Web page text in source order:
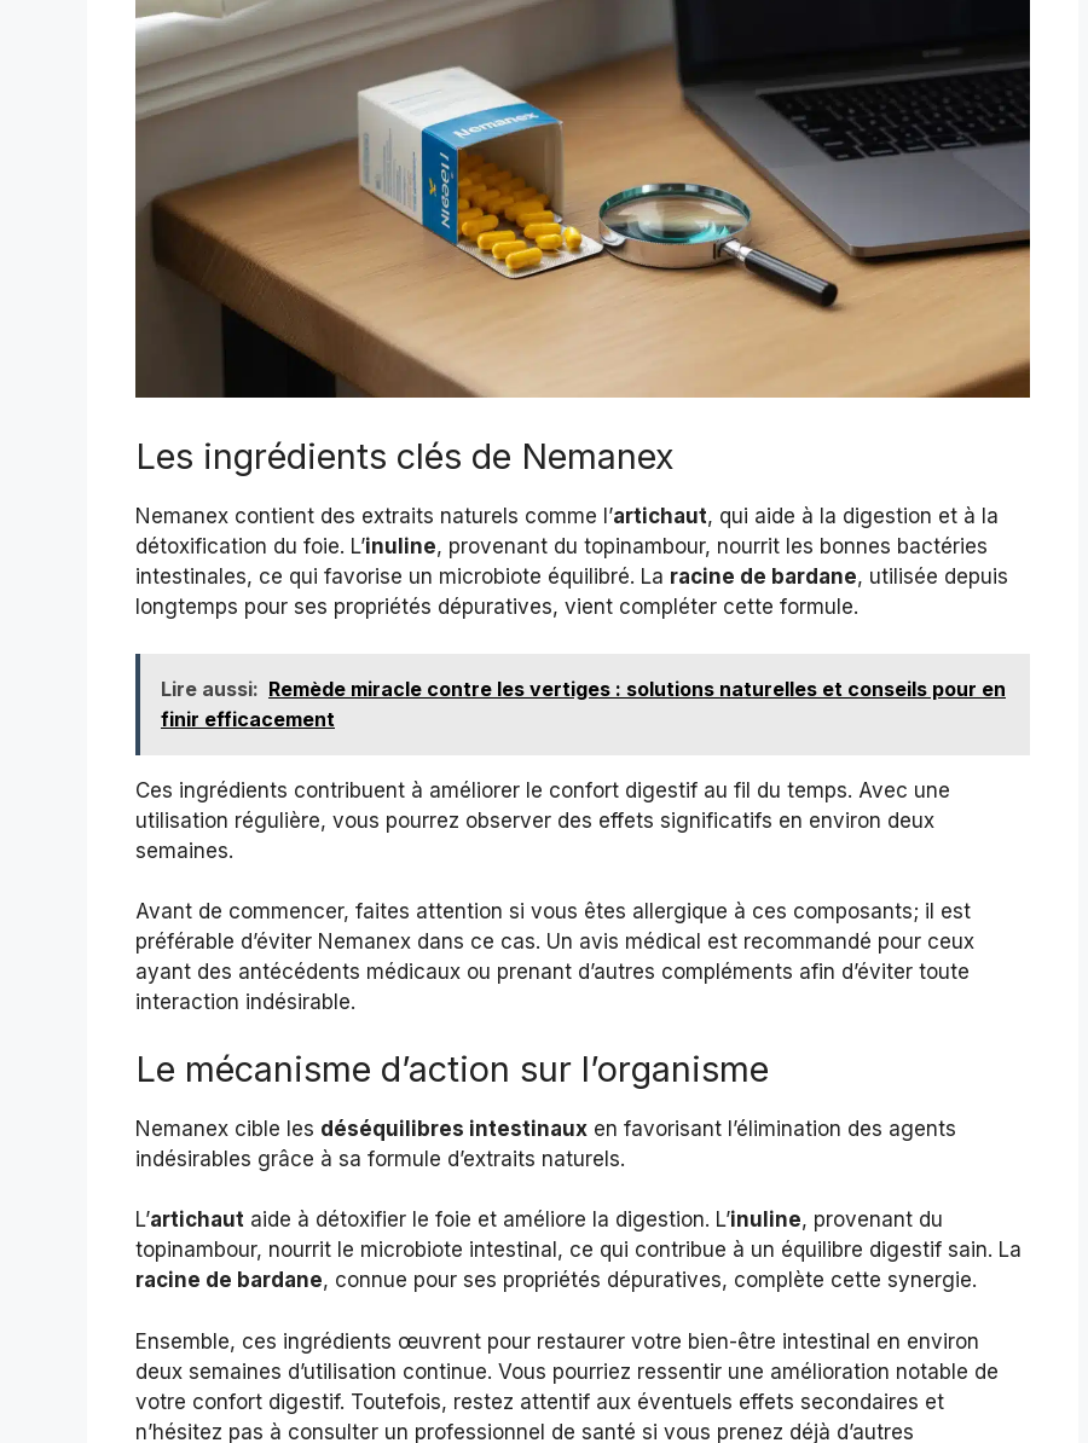
Les ingrédients clés de Nemanex
Nemanex contient des extraits naturels comme l’artichaut, qui aide à la digestion et à la
détoxification du foie. L’inuline, provenant du topinambour, nourrit les bonnes bactéries
intestinales, ce qui favorise un microbiote équilibré. La racine de bardane, utilisée depuis
longtemps pour ses propriétés dépuratives, vient compléter cette formule.
Lire aussi: Remède miracle contre les vertiges : solutions naturelles et conseils pour en
finir efficacement
Ces ingrédients contribuent à améliorer le confort digestif au fil du temps. Avec une
utilisation régulière, vous pourrez observer des effets significatifs en environ deux
semaines.
Avant de commencer, faites attention si vous êtes allergique à ces composants; il est
préférable d’éviter Nemanex dans ce cas. Un avis médical est recommandé pour ceux
ayant des antécédents médicaux ou prenant d’autres compléments afin d’éviter toute
interaction indésirable.
Le mécanisme d’action sur l’organisme
Nemanex cible les déséquilibres intestinaux en favorisant l’élimination des agents
indésirables grâce à sa formule d’extraits naturels.
L’artichaut aide à détoxifier le foie et améliore la digestion. L’inuline, provenant du
topinambour, nourrit le microbiote intestinal, ce qui contribue à un équilibre digestif sain. La
racine de bardane, connue pour ses propriétés dépuratives, complète cette synergie.
Ensemble, ces ingrédients œuvrent pour restaurer votre bien-être intestinal en environ
deux semaines d’utilisation continue. Vous pourriez ressentir une amélioration notable de
votre confort digestif. Toutefois, restez attentif aux éventuels effets secondaires et
n’hésitez pas à consulter un professionnel de santé si vous prenez déjà d’autres